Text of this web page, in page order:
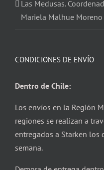
Las Medusas.
Mariela Malhue Moreno
CONDICIONES DE ENVÍO
Dentro de Chile:
Los envíos en la Región
regiones se realizan a
entregados a Starken los
semana.